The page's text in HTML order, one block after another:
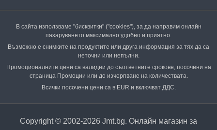
В сайта използваме "бисквитки" ("cookies"), за да направим онлайн
пазаруването максимално удобно и приятно.
Възможно е снимките на продуктите или друга информация за тях да са
неточни или непълни.
Промоционалните цени са валидни до съответните срокове, посочени на
страница Промоции или до изчерпване на количествата.
Всички посочени цени са в EUR и включват ДДС.
Copyright © 2002-2026 Jmt.bg. Онлайн магазин за